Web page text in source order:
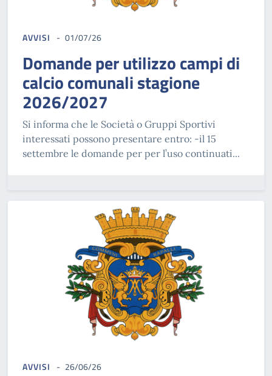
AVVISI 01/07/26
Domande per utilizzo campi di
calcio comunali stagione
2026/2027
Si informa che le Società o Gruppi Sportivi
interessati possono presentare entro: -il 15
settembre le domande per per l’uso continuati...
AVVISI 26/06/26